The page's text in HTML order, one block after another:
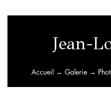
Jean-
Accueil → Galerie→